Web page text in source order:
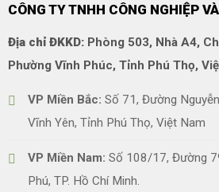
CÔNG TY TNHH CÔNG NGHIỆP
Địa chỉ ĐKKD:Phòng 503, Nhà A4,
Phường Vĩnh Phúc, Tỉnh Phú Thọ,
VP Miền Bắc: Số 71, Đường
Vĩnh Yên, Tỉnh Phú Thọ, Việt Nam
VP Miền Nam: Số 108/17, Đường
Phú, TP. Hồ Chí Minh.